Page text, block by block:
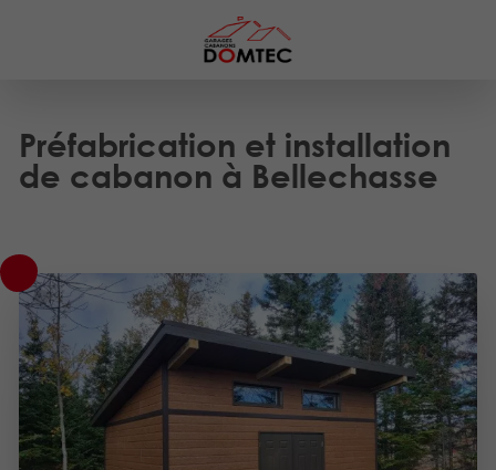
Préfabrication et installation
de cabanon à Bellechasse